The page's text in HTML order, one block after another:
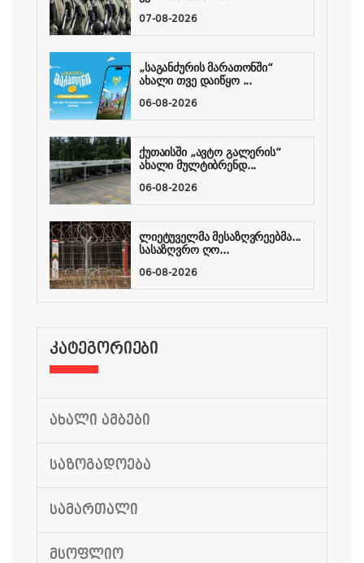
07-08-2026
„საგანძურის მარათონში“
ახალი თვე დაიწყო ...
06-08-2026
ქუთაისში „ავტო გალერის“
ახალი მულტიბრენდ...
06-08-2026
ლიეტუველმა მესაზღვრეებმა...
სასაზღვრო ღო...
06-08-2026
ᲙᲐᲢᲔᲒᲝᲠᲘᲔᲑᲘ
ᲐᲮᲐᲚᲘ ᲐᲛᲑᲔᲑᲘ
ᲡᲐᲖᲝᲒᲐᲓᲝᲔᲑᲐ
ᲡᲐᲛᲐᲠᲗᲐᲚᲘ
ᲛᲡᲝᲤᲚᲘᲝ